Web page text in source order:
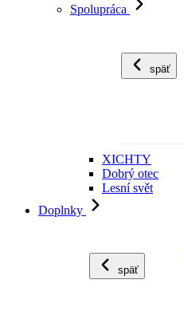
Spolupráca
späť
XICHTY
Dobrý otec
Lesní svět
Doplnky
späť